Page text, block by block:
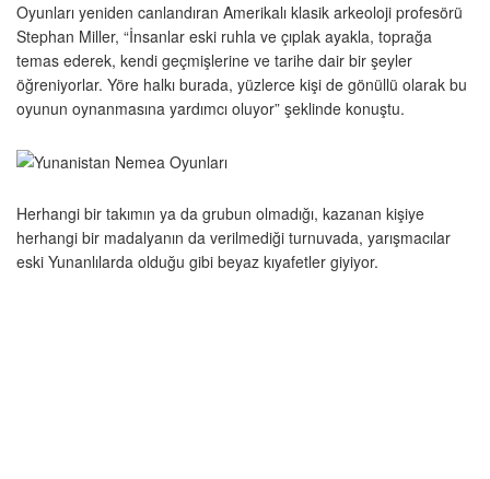
Oyunları yeniden canlandıran Amerikalı klasik arkeoloji profesörü
Stephan Miller, “İnsanlar eski ruhla ve çıplak ayakla, toprağa
temas ederek, kendi geçmişlerine ve tarihe dair bir şeyler
öğreniyorlar. Yöre halkı burada, yüzlerce kişi de gönüllü olarak bu
oyunun oynanmasına yardımcı oluyor” şeklinde konuştu.
Herhangi bir takımın ya da grubun olmadığı, kazanan kişiye
herhangi bir madalyanın da verilmediği turnuvada, yarışmacılar
eski Yunanlılarda olduğu gibi beyaz kıyafetler giyiyor.